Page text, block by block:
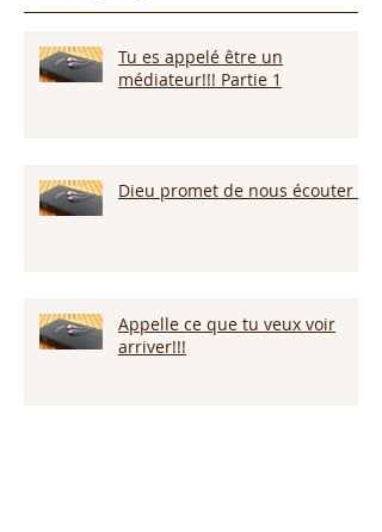
Tu es appelé être un
médiateur!!! Partie 1
Dieu promet de nous écouter !
Appelle ce que tu veux voir
arriver!!!